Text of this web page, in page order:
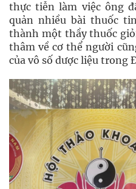
thực tiễn làm việc ông
quản nhiều bài thuốc
thành một thầy thuốc
thâm về cơ thể người
của vô số dược liệu trong